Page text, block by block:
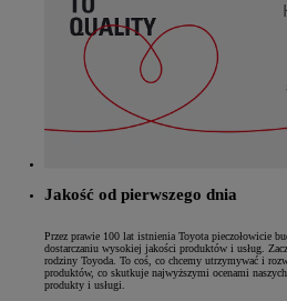
Jakość od pierwszego dnia
Przez prawie 100 lat istnienia Toyota pieczołowicie
dostarczaniu wysokiej jakości produktów i usług.
rodziny Toyoda. To coś, co chcemy utrzymywać i
produktów, co skutkuje najwyższymi ocenami
produkty i usługi.